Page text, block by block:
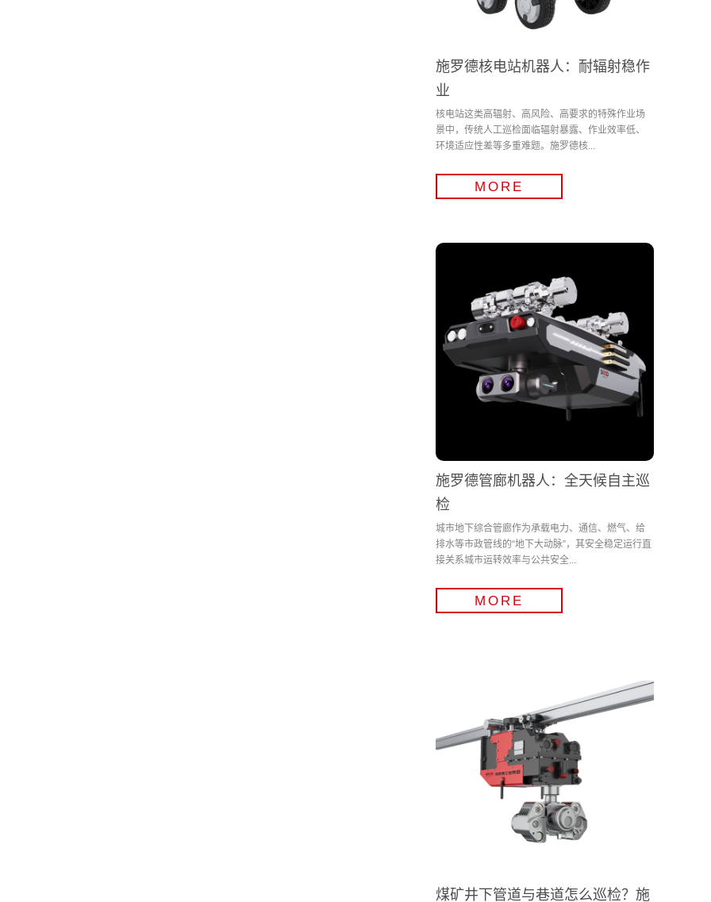
施罗德核电站机器人：耐辐射稳作
业
核电站这类高辐射、高风险、高要求的特殊作业场
景中，传统人工巡检面临辐射暴露、作业效率低、
环境适应性差等多重难题。施罗德核...
MORE
施罗德管廊机器人：全天候自主巡
检
城市地下综合管廊作为承载电力、通信、燃气、给
排水等市政管线的“地下大动脉”，其安全稳定运行直
接关系城市运转效率与公共安全...
MORE
煤矿井下管道与巷道怎么巡检？施